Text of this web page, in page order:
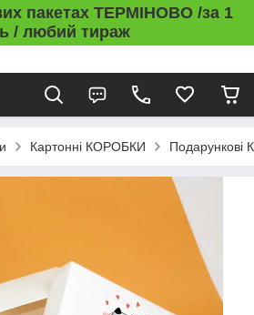
пакетах ТЕРМІНОВО /за 1
/ любий тираж
Картонні КОРОБКИ Подарункові